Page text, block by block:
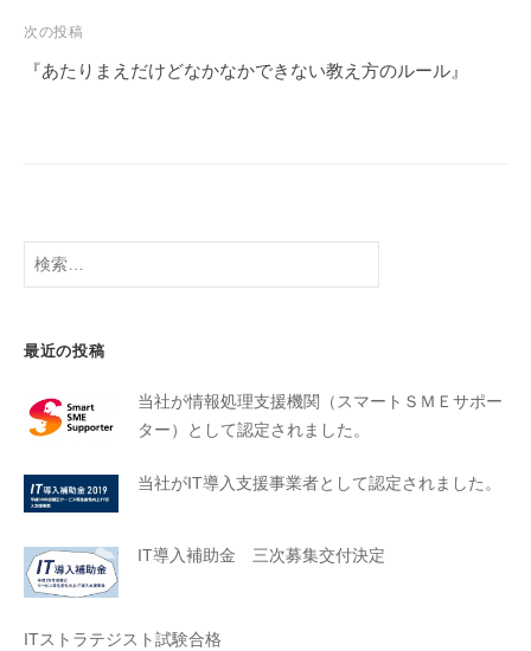
次の投稿
『あたりまえだけどなかなかできない教え方のルール』
最近の投稿
当社が情報処理支援機関（スマートＳＭＥサポー
ター）として認定されました。
当社がIT導入支援事業者として認定されました。
IT導入補助金 三次募集交付決定
ITストラテジスト試験合格